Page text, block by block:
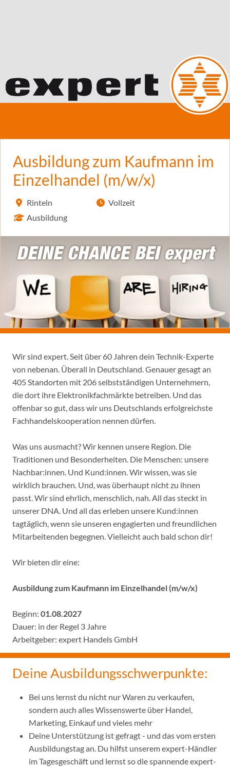
Ausbildung zum Kaufmann im
Einzelhandel (m/w/x)
Rinteln
Ausbildung
Vollzeit
Wir sind expert. Seit über 60 Jahren dein Technik-Experte
von nebenan. Überall in Deutschland. Genauer gesagt an
405 Standorten mit 206 selbstständigen Unternehmern,
die dort ihre Elektronikfachmärkte betreiben. Und das
offenbar so gut, dass wir uns Deutschlands erfolgreichste
Fachhandelskooperation nennen dürfen.
Was uns ausmacht? Wir kennen unsere Region. Die
Traditionen und Besonderheiten. Die Menschen: unsere
Nachbar:innen. Und Kund:innen. Wir wissen, was sie
wirklich brauchen. Und, was überhaupt nicht zu ihnen
passt. Wir sind ehrlich, menschlich, nah. All das steckt in
unserer DNA. Und all das erleben unsere Kund:innen
tagtäglich, wenn sie unseren engagierten und freundlichen
Mitarbeitenden begegnen. Vielleicht auch bald schon dir!
Wir bieten dir eine:
Ausbildung zum Kaufmann im Einzelhandel (m/w/x)
Beginn: 01.08.2027
Dauer: in der Regel 3 Jahre
Arbeitgeber: expert Handels GmbH
Deine Ausbildungsschwerpunkte:
Bei uns lernst du nicht nur Waren zu verkaufen,
sondern auch alles Wissenswerte über Handel,
Marketing, Einkauf und vieles mehr
Deine Unterstützung ist gefragt - und das vom ersten
Ausbildungstag an. Du hilfst unserem expert-Händler
im Tagesgeschäft und lernst so die spannende expert-